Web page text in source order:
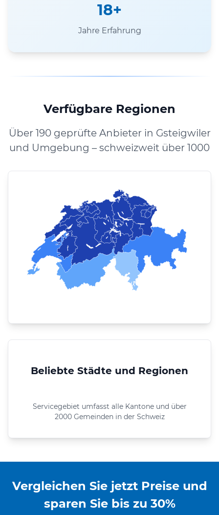
18+
Jahre Erfahrung
Verfügbare Regionen
Über 190 geprüfte Anbieter in Gsteigwiler
und Umgebung – schweizweit über 1000
Beliebte Städte und Regionen
Servicegebiet umfasst alle Kantone und über
2000 Gemeinden in der Schweiz
Vergleichen Sie jetzt Preise und
sparen Sie bis zu 30%